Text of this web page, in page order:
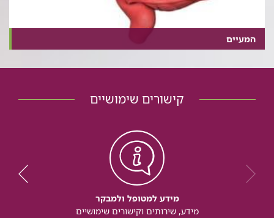
המעיים
קישורים שימושיים
מידע למטופל ולמבקר
מידע, שירותים וקישורים שימושיים